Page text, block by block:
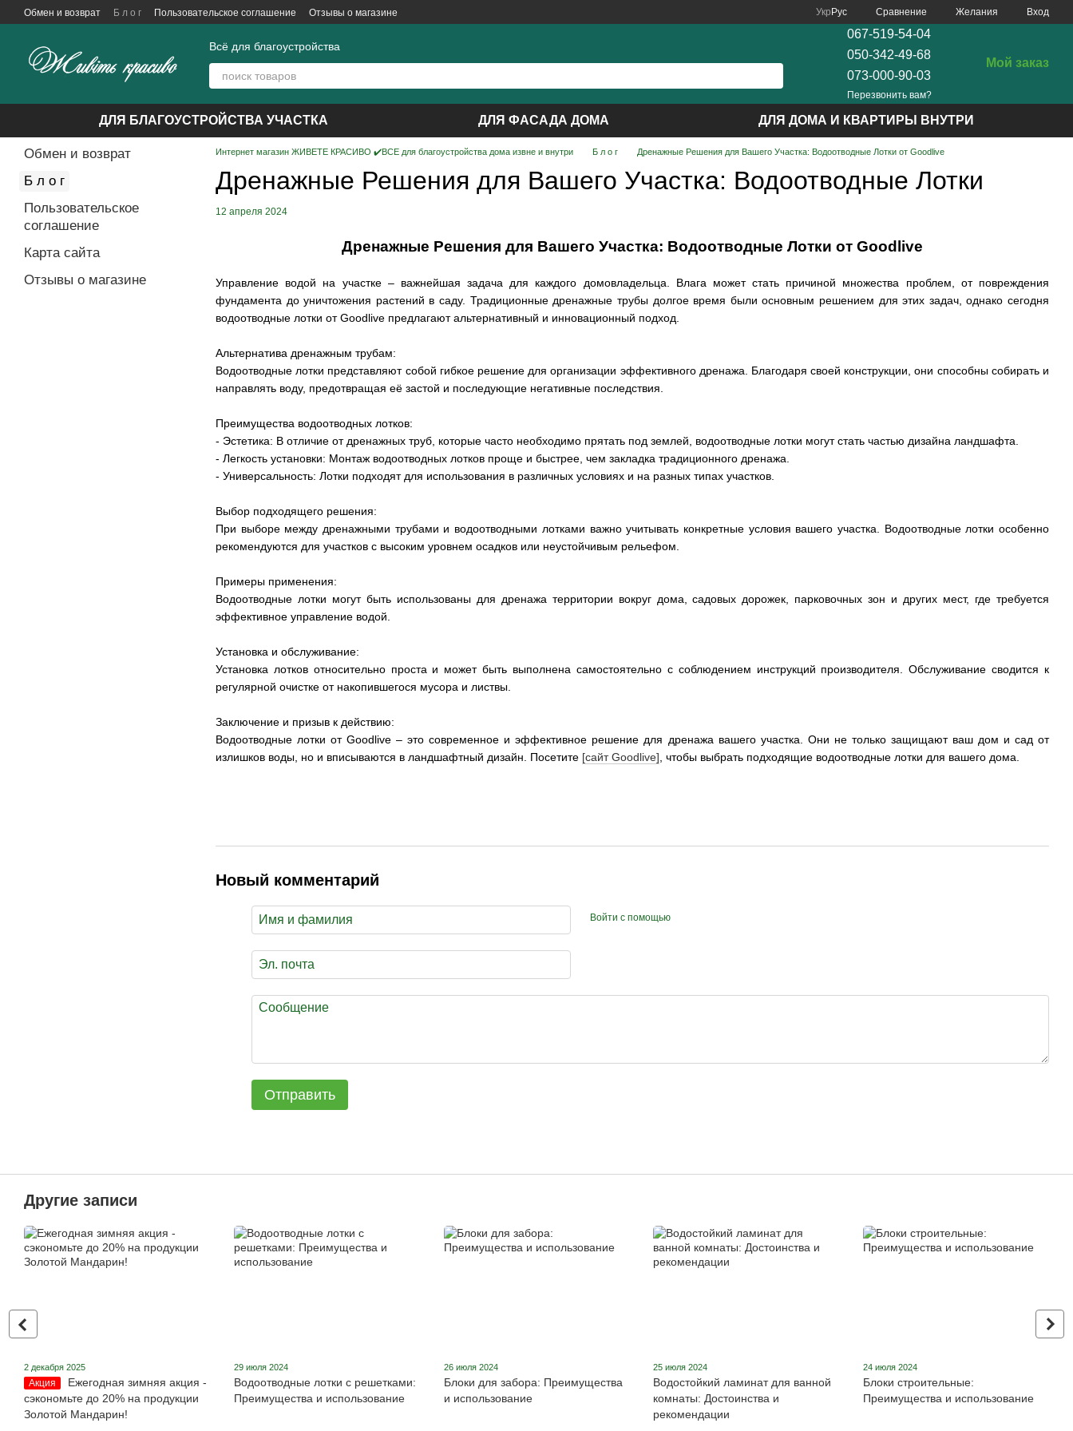
Перейти к основному контенту
Обмен и возврат Б л о г Пользовательское соглашение Отзывы о магазине Укр Рус Сравнение Желания Вход
Всё для благоустройства
067-519-54-04
050-342-49-68
073-000-90-03
Перезвонить вам?
Мой заказ
ДЛЯ БЛАГОУСТРОЙСТВА УЧАСТКА ДЛЯ ФАСАДА ДОМА ДЛЯ ДОМА И КВАРТИРЫ ВНУТРИ
Интернет магазин ЖИВЕТЕ КРАСИВО ✔️ВСЕ для благоустройства дома извне и внутри Б л о г Дренажные Решения для Вашего Участка: Водоотводные Лотки от Goodlive
Дренажные Решения для Вашего Участка: Водоотводные Лотки
12 апреля 2024
Дренажные Решения для Вашего Участка: Водоотводные Лотки от Goodlive
Управление водой на участке – важнейшая задача для каждого домовладельца. Влага может стать причиной множества проблем, от повреждения
фундамента до уничтожения растений в саду. Традиционные дренажные трубы долгое время были основным решением для этих задач, однако сегодня
водоотводные лотки от Goodlive предлагают альтернативный и инновационный подход.
Альтернатива дренажным трубам:
Водоотводные лотки представляют собой гибкое решение для организации эффективного дренажа. Благодаря своей конструкции, они способны собирать и
направлять воду, предотвращая её застой и последующие негативные последствия.
Преимущества водоотводных лотков:
- Эстетика: В отличие от дренажных труб, которые часто необходимо прятать под землей, водоотводные лотки могут стать частью дизайна ландшафта.
- Легкость установки: Монтаж водоотводных лотков проще и быстрее, чем закладка традиционного дренажа.
- Универсальность: Лотки подходят для использования в различных условиях и на разных типах участков.
Выбор подходящего решения:
При выборе между дренажными трубами и водоотводными лотками важно учитывать конкретные условия вашего участка. Водоотводные лотки особенно
рекомендуются для участков с высоким уровнем осадков или неустойчивым рельефом.
Примеры применения:
Водоотводные лотки могут быть использованы для дренажа территории вокруг дома, садовых дорожек, парковочных зон и других мест, где требуется
эффективное управление водой.
Установка и обслуживание:
Установка лотков относительно проста и может быть выполнена самостоятельно с соблюдением инструкций производителя. Обслуживание сводится к
регулярной очистке от накопившегося мусора и листвы.
Заключение и призыв к действию:
Водоотводные лотки от Goodlive – это современное и эффективное решение для дренажа вашего участка. Они не только защищают ваш дом и сад от
излишков воды, но и вписываются в ландшафтный дизайн. Посетите [сайт Goodlive], чтобы выбрать подходящие водоотводные лотки для вашего дома.
Новый комментарий
Войти с помощью
Отправить
Обмен и возврат
Б л о г
Пользовательское
соглашение
Карта сайта
Отзывы о магазине
Другие записи
2 декабря 2025
Акция
Ежегодная зимняя акция -
сэкономьте до 20% на продукции
Золотой Мандарин!
29 июля 2024
Водоотводные лотки с решетками:
Преимущества и использование
26 июля 2024
Блоки для забора: Преимущества
и использование
25 июля 2024
Водостойкий ламинат для ванной
комнаты: Достоинства и
рекомендации
24 июля 2024
Блоки строительные:
Преимущества и использование